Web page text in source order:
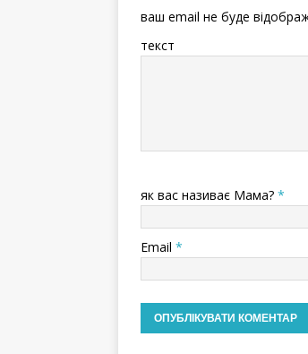
ваш email не буде
текст
як вас називає Мама? *
Email *